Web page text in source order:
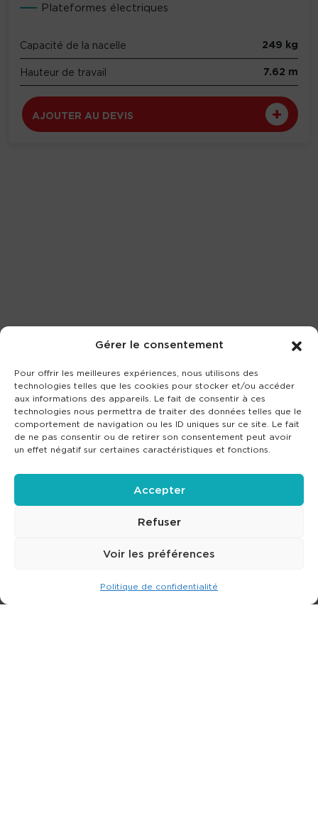
Gérer le consentement
Pour offrir les meilleures expériences, nous utilisons des
technologies telles que les cookies pour stocker et/ou accéder
aux informations des appareils. Le fait de consentir à ces
technologies nous permettra de traiter des données telles que le
comportement de navigation ou les ID uniques sur ce site. Le fait
de ne pas consentir ou de retirer son consentement peut avoir
un effet négatif sur certaines caractéristiques et fonctions.
Accepter
Refuser
Voir les préférences
Politique de confidentialité
Plateformes électriques
Capacité de la nacelle 249 kg
Hauteur de travail 7.62 m
AJOUTER AU DEVIS